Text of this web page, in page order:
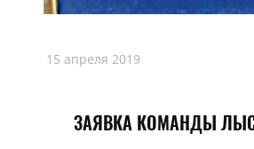
15 апреля 2019
ЗАЯВКА КОМАНДЫ